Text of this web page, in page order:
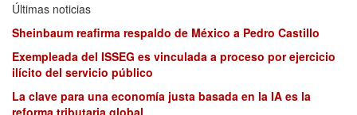
Últimas noticias
Sheinbaum reafirma respaldo de México a Pedro Castillo
Exempleada del ISSEG es vinculada a proceso por ejercicio
ilícito del servicio público
La clave para una economía justa basada en la IA es la